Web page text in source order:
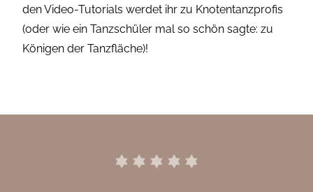
den Video-Tutorials werdet ihr zu Knotentanzprofis
(oder wie ein Tanzschüler mal so schön sagte: zu
Königen der Tanzfläche)!